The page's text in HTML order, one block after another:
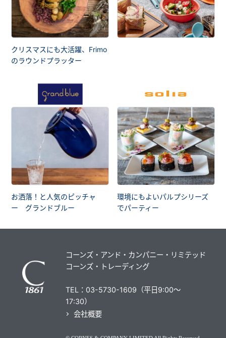
クリスマスにも大活躍、Frimo
のラウンドプラッター
お洒落！と人気のピッチャ
ー グランドブルー
環境にもよいパルプシリーズ
でパーティー
コーンズ・アンド・カンパニー・リミテッド
コーンズ・トレーディング
TEL：03-5730-1609（平日9:00～
17:30）
会社概要